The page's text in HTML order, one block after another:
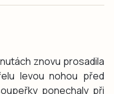
znovu prosadila
levou nohou před
ponechaly při